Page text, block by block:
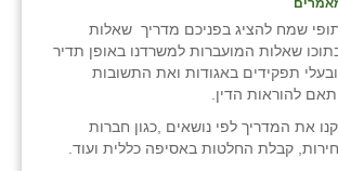
שמח להציג בפניכם מדריך שאלות
שאלות המועברות למשרדנו באופן תדיר
תפקידים באגודות ואת התשובות
להוראות הדין.
את המדריך לפי נושאים ,כגון חברות
קבלת החלטות באסיפה כללית ועוד.